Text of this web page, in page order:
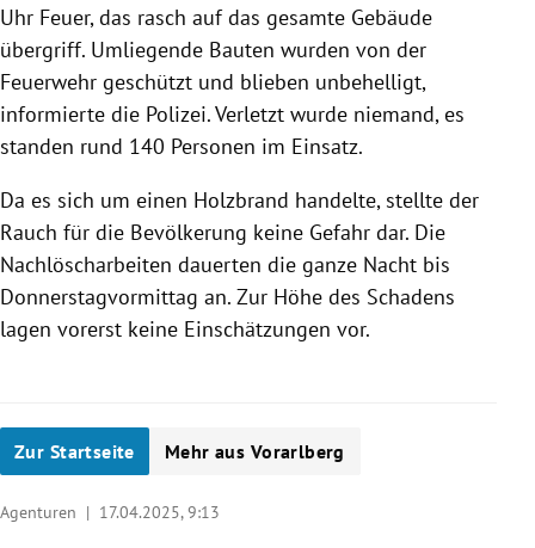
Uhr Feuer, das rasch auf das gesamte Gebäude
übergriff. Umliegende Bauten wurden von der
Feuerwehr geschützt und blieben unbehelligt,
informierte die Polizei. Verletzt wurde niemand, es
standen rund 140 Personen im Einsatz.
Da es sich um einen Holzbrand handelte, stellte der
Rauch für die Bevölkerung keine Gefahr dar. Die
Nachlöscharbeiten dauerten die ganze Nacht bis
Donnerstagvormittag an. Zur Höhe des Schadens
lagen vorerst keine Einschätzungen vor.
Zur Startseite Mehr aus Vorarlberg
Agenturen | 17.04.2025, 9:13